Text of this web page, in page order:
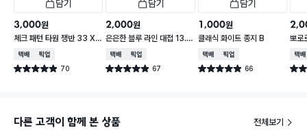
담기
3,000원
체크 패턴 타원 쟁반 33 X
21 cm
택배배송매장픽업
별점 4.9점 70
건 작성
담기
2,000원
은은한 블루 라인 대접 13.5
cm
택배배송매장픽업
별점 4.9점 67
건 작성
담기
1,000원
클래식 화이트 종지 B
택배배송매장픽업
별점 4.9점 66
건 작성
뽀로
cm
택배
별점
다른 고객이 함께 본 상품 전체보기